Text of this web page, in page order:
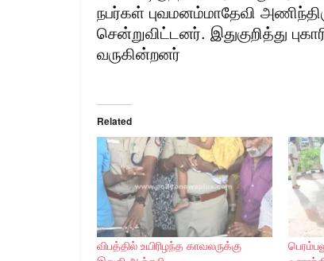
நபர்கள் புவமனம்மாதேவி
சென்றுவிட்டனர். இதுகுறித்து
வருகின்றனர்
Related
விபத்தில் உயிரிழந்த காவலருக்கு